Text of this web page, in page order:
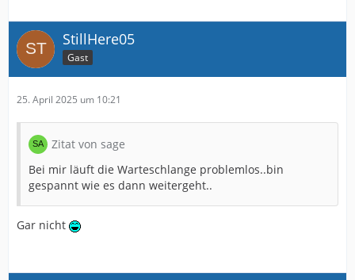
StillHere05
Gast
25. April 2025 um 10:21
Zitat von sage
Bei mir läuft die Warteschlange problemlos..bin
gespannt wie es dann weitergeht..
Gar nicht